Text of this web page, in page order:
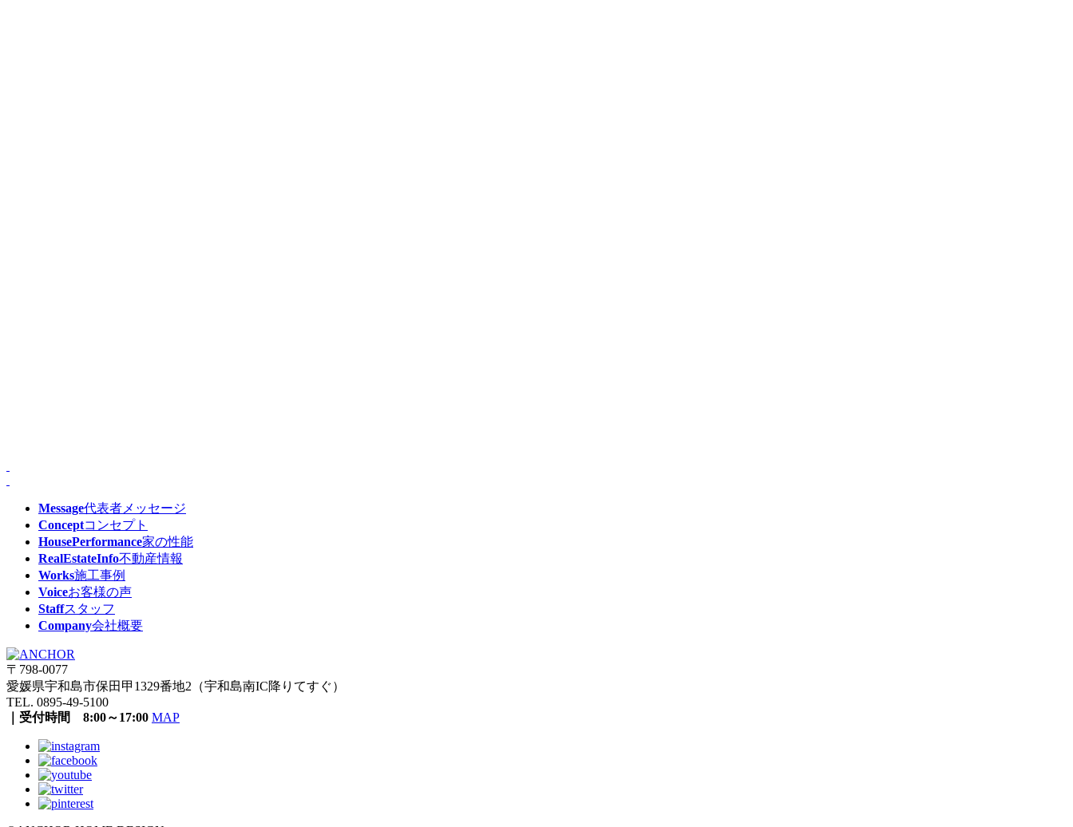
Message代表者メッセージ
Conceptコンセプト
HousePerformance家の性能
RealEstateInfo不動産情報
Works施工事例
Voiceお客様の声
Staffスタッフ
Company会社概要
〒798-0077
愛媛県宇和島市保田甲1329番地2（宇和島南IC降りてすぐ）
TEL. 0895-49-5100
｜受付時間 8:00～17:00 MAP